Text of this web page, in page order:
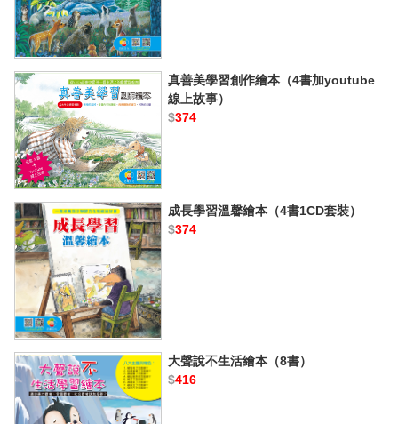
真善美學習創作繪本（4書加youtube
線上故事）
$374
成長學習溫馨繪本（4書1CD套裝）
$374
大聲說不生活繪本（8書）
$416